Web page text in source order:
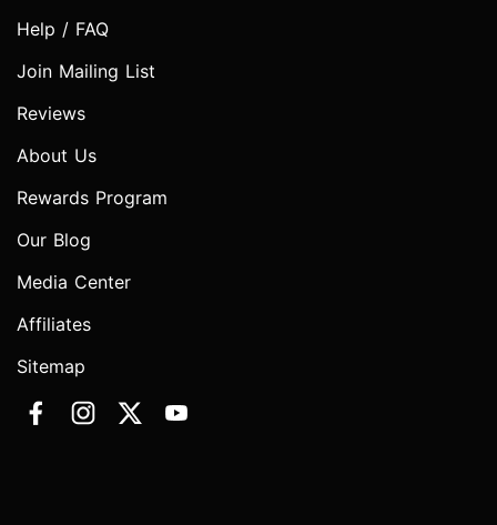
Help / FAQ
Join Mailing List
Reviews
About Us
Rewards Program
Our Blog
Media Center
Affiliates
Sitemap